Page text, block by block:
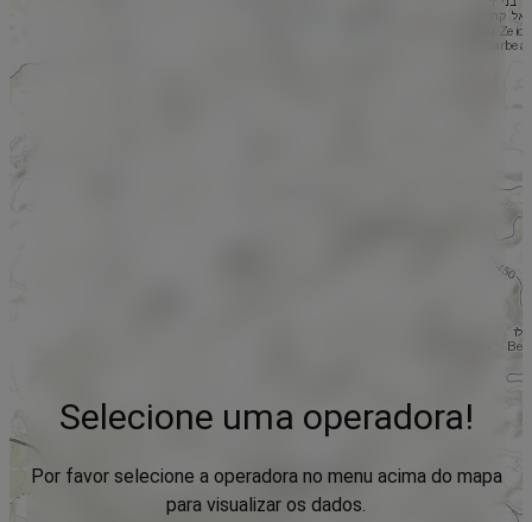
Selecione uma operadora!
Por favor selecione a operadora no menu acima do mapa
para visualizar os dados.